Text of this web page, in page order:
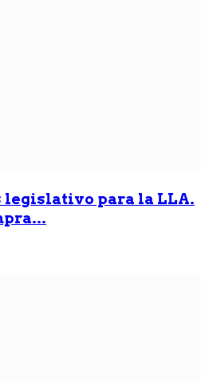
legislativo para la LLA.